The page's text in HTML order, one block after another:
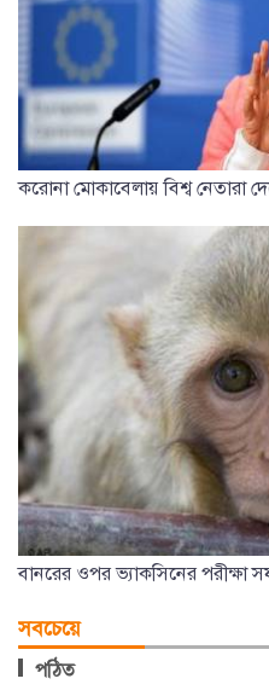
করোনা মোকাবেলায় বিশ্ব নেতারা
বানরের ওপর ভ্যাকসিনের পরীক্ষা
সবচেয়ে
পঠিত